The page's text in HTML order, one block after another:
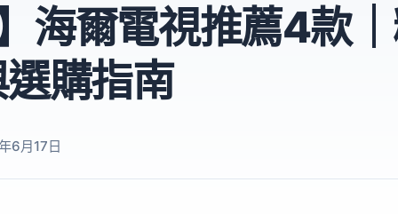
海爾電視推薦4款
購指南
6月17日